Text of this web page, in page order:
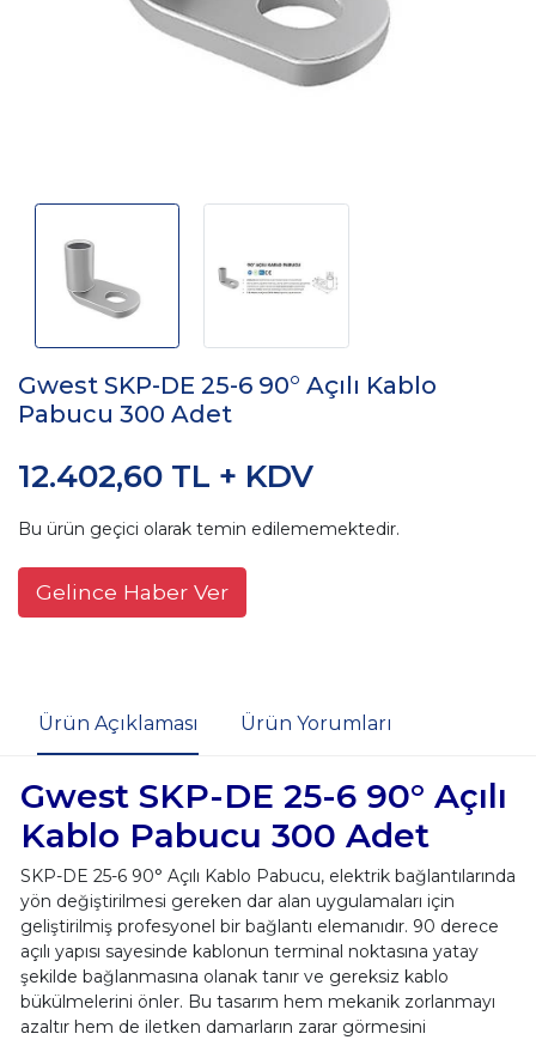
Gwest SKP-DE 25-6 90° Açılı Kablo
Pabucu 300 Adet
12.402,60 TL + KDV
Bu ürün geçici olarak temin edilememektedir.
Gelince Haber Ver
Ürün Açıklaması Ürün Yorumları
Gwest SKP-DE 25-6 90° Açılı
Kablo Pabucu 300 Adet
SKP-DE 25-6 90° Açılı Kablo Pabucu, elektrik bağlantılarında
yön değiştirilmesi gereken dar alan uygulamaları için
geliştirilmiş profesyonel bir bağlantı elemanıdır. 90 derece
açılı yapısı sayesinde kablonun terminal noktasına yatay
şekilde bağlanmasına olanak tanır ve gereksiz kablo
bükülmelerini önler. Bu tasarım hem mekanik zorlanmayı
azaltır hem de iletken damarların zarar görmesini